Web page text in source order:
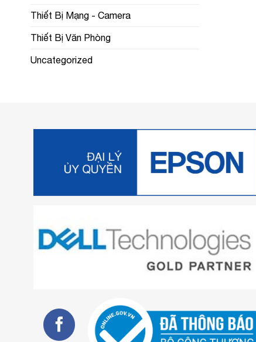
Thiết Bị Mạng - Camera
Thiết Bị Văn Phòng
Uncategorized